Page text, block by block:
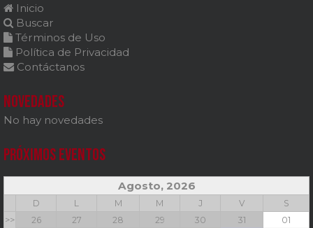
Inicio
Buscar
Términos de Uso
Política de Privacidad
Contáctanos
Novedades
No hay novedades
Próximos Eventos
Agosto, 2026
D L M M J V
S
>>
26 27 28 29 30 31
01